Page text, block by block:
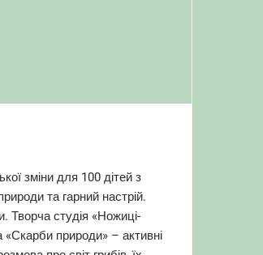
зміни для 100 дітей з
та гарний настрій.
Творча студія «Ножиці-
«Скарби природи» – активні